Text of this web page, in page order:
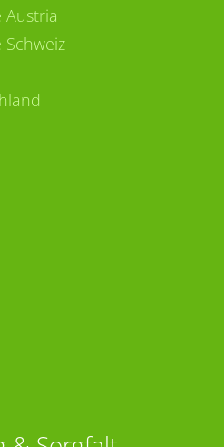
Austria
Schweiz